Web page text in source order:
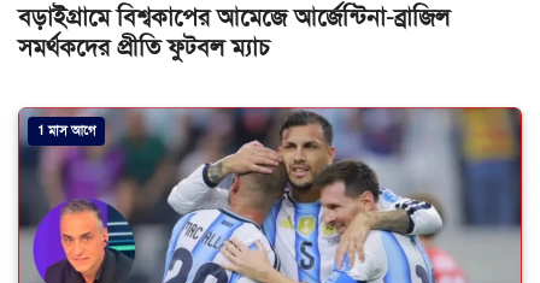
বড়াইগ্রামে বিশ্বকাপের আমেজে আর্জেন্টিনা-ব্রাজিল
সমর্থকদের প্রীতি ফুটবল ম্যাচ
1 মাস আগে